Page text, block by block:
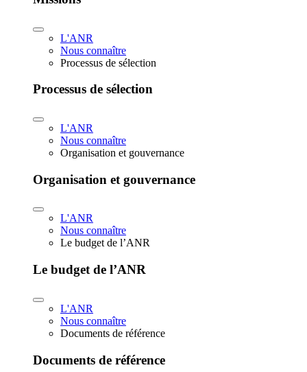
L'ANR
Nous connaître
Processus de sélection
Processus de sélection
L'ANR
Nous connaître
Organisation et gouvernance
Organisation et gouvernance
L'ANR
Nous connaître
Le budget de l’ANR
Le budget de l’ANR
L'ANR
Nous connaître
Documents de référence
Documents de référence